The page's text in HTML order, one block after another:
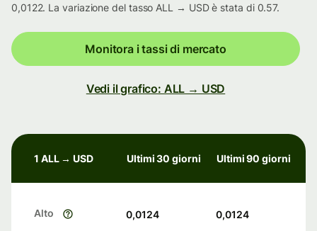
0,0122. La variazione del tasso ALL → USD è stata di 0.57.
Monitora i tassi di mercato
Vedi il grafico: ALL → USD
1 ALL → USD Ultimi 30 giorni Ultimi 90 giorni
Alto 0,0124 0,0124